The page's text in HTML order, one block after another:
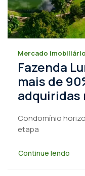
Mercado imobiliário
Fazenda
mais de
adquiridas
Condomínio
etapa
Continue lendo